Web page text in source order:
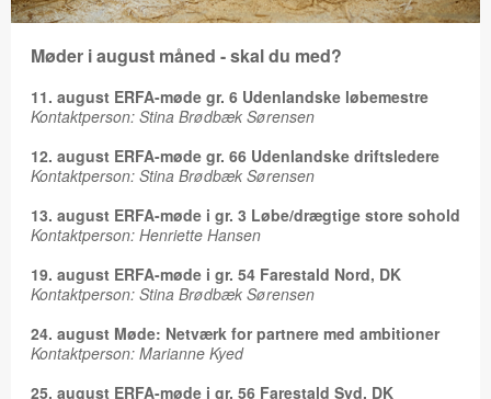
Møder i august måned - skal du med?
11. august ERFA-møde gr. 6 Udenlandske løbemestre
Kontaktperson: Stina Brødbæk Sørensen
12. august ERFA-møde gr. 66 Udenlandske driftsledere
Kontaktperson: Stina Brødbæk Sørensen
13. august ERFA-møde i gr. 3 Løbe/drægtige store sohold
Kontaktperson: Henriette Hansen
19. august ERFA-møde i gr. 54 Farestald Nord, DK
Kontaktperson: Stina Brødbæk Sørensen
24. august Møde: Netværk for partnere med ambitioner
Kontaktperson: Marianne Kyed
25. august ERFA-møde i gr. 56 Farestald Syd, DK